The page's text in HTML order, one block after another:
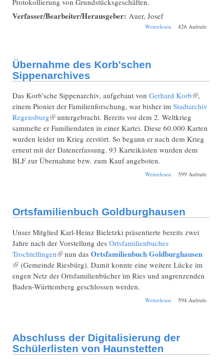
Protokollierung von Grundstücksgeschäften.
Verfasser/Bearbeiter/Herausgeber: Auer, Josef
Weiterlesen über426 Aufrufe
Übernahme des Korb'schen
Sippenarchives
Das Korb'sche Sippenarchiv, aufgebaut von Gerhard Korb(Link
ist
,
einem Pionier der Familienforschung, war bisher im Stadtarchiv
Regensburg(Link ist extern)
untergebracht. Bereits vor dem 2. Weltkrieg
sammelte er Familiendaten in einer Kartei. Diese 60.000 Karten
wurden leider im Krieg zerstört. So begann er nach dem Krieg
erneut mit der Datenerfassung. 93 Karteikästen wurden dem
BLF zur Übernahme bzw. zum Kauf angeboten.
Weiterlesen über Übernahme
599 Aufrufe
Ortsfamilienbuch Goldburghausen
Unser Mitglied Karl-Heinz Bieletzki präsentierte bereits zwei
Jahre nach der Vorstellung des Ortsfamilienbuches
Trochtelfingen(Link ist extern)
nun das Ortsfamilienbuch Goldburghausen
(Link ist extern)
(Gemeinde Riesbürg). Damit konnte eine weitere Lücke im
engen Netz der Ortsfamilienbücher im Ries und angrenzenden
Baden-Württemberg geschlossen werden.
Weiterlesen über594 Aufrufe
Abschluss der Digitalisierung der
Schülerlisten von Haunstetten